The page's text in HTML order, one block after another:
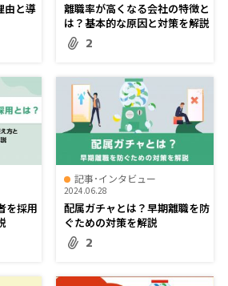
由と導
離職率が高くなる会社の特徴と
は？基本的な原因と対策を解説
2
を採用
記事･インタビュー
2024.06.28
配属ガチャとは？早期離職を防
ぐための対策を解説
2